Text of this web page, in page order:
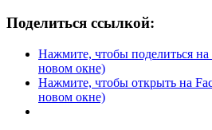
Поделиться ссылкой:
Нажмите, чтобы поделиться
новом окне)
Нажмите, чтобы открыть на
новом окне)